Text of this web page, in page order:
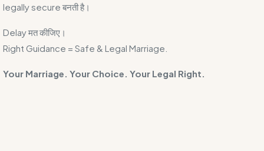
legally secure बनती है।
Delay मत कीजिए।
Right Guidance = Safe & Legal Marriage.
Your Marriage. Your Choice. Your Legal Right.